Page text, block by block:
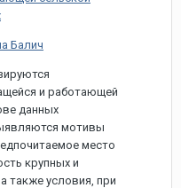
Балич
и работающей
данных
мотивы
место
крупных и
также условия, при